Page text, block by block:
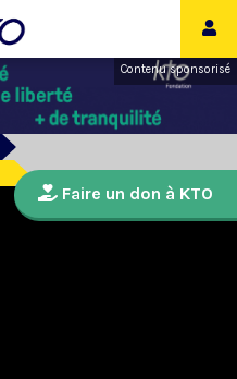
Contenu sponsorisé
Faire un don à KTO